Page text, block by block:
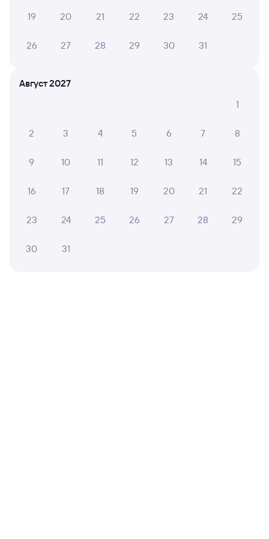
Купить билеты на поезд до Мги
Расписание автобусов Санкт-Петербург —
Вокзал Санкт-Петербург Ладож.
19 20 21 22 23 24 25
26 27 28 29 30 31
Август 2027
1
2 3 4 5 6 7 8
9 10 11 12 13 14 15
16 17 18 19 20 21 22
23 24 25 26 27 28 29
30 31